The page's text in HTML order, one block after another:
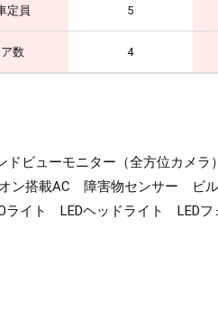
定員 5
ア数 4
ドビューモニター（全方位カ
搭載AC 障害物センサー ビ
イト LEDヘッドライト LED